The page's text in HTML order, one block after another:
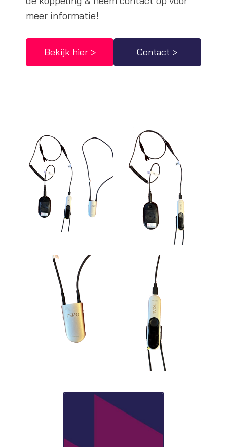
meer informatie!
Bekijk hier > Contact >